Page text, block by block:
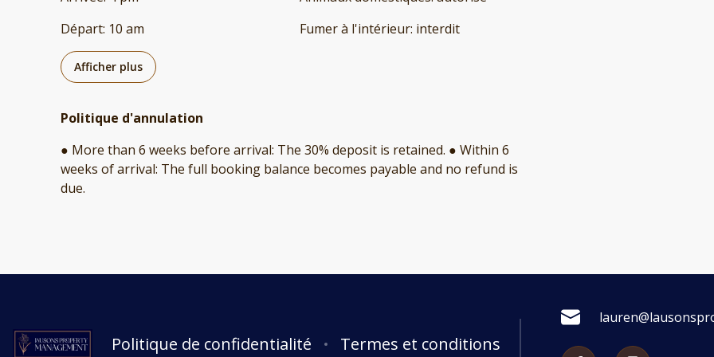
Départ: 10 am
Fumer à l'intérieur: interdit
Afficher plus
Politique d'annulation
● More than 6 weeks before arrival: The 30% deposit is retained. ● Within 6
weeks of arrival: The full booking balance becomes payable and no refund is
due.
Politique de confidentialité Termes et conditions